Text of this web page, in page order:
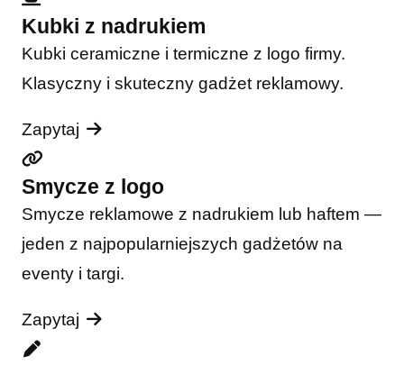
Kubki z nadrukiem
Kubki ceramiczne i termiczne z logo firmy.
Klasyczny i skuteczny gadżet reklamowy.
Zapytaj
Smycze z logo
Smycze reklamowe z nadrukiem lub haftem —
jeden z najpopularniejszych gadżetów na
eventy i targi.
Zapytaj